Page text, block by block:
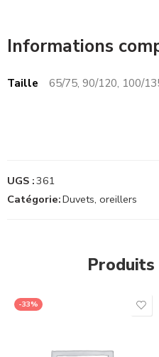
Informations
Taille 65/75, 90/120, 100/
UGS :361
Catégorie:Duvets, oreillers
Produits
-33%